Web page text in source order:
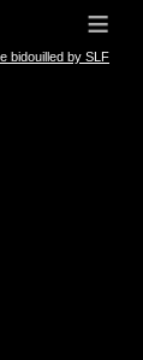
≡
bidouilled by SLF